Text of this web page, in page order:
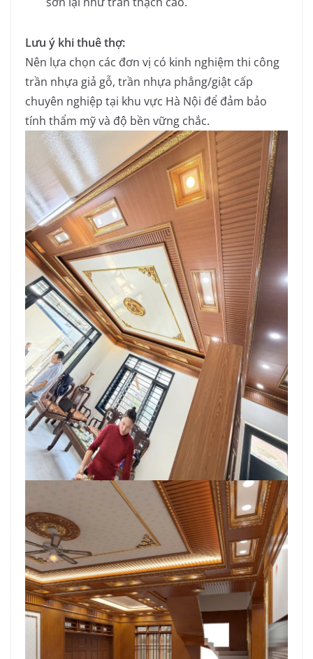
Lưu ý khi thuê thợ:
Nên lựa chọn các đơn vị có kinh nghiệm thi công
trần nhựa giả gỗ, trần nhựa phẳng/giật cấp
chuyên nghiệp tại khu vực Hà Nội để đảm bảo
tính thẩm mỹ và độ bền vững chắc.